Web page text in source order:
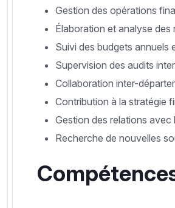
Gestion des opérations
Élaboration et analyse
Suivi des budgets annuels
Supervision des audits
Collaboration inter-
Contribution à la stratégie
Gestion des relations avec
Recherche de nouvelles